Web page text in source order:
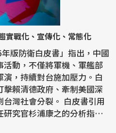
實戰化、宣傳化、常態化
版防衛白皮書」指出，中國
動，不僅將軍機、軍艦部
，持續對台施加壓力。白
賴清德政府、牽制美國深
分裂。 白皮書引用
究官杉浦康之的分析指